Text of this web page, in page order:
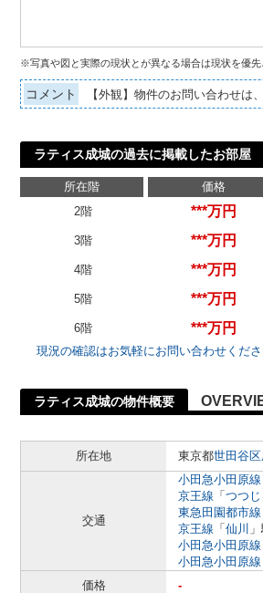
※写真や図と実際の現状とが異なる場合は現状を優先
コメント 【外観】物件のお問い合わせ
ラティス成城の過去に掲載したお部屋
所在階 価格
2階
***万円
3階 ***万円
4階 ***万円
5階 ***万円
6階 ***万円
現況の確認はお気軽にお問い合わせくださ
ラティス成城の物件概要
所在地
東京都世田谷区
交通
小田急小田原線
京王線 「 つつ
東急田園都市線
京王線 「 仙川
小田急小田原線
小田急小田原線
価格
-